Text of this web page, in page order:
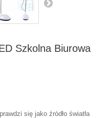
Szkolna Biurowa
się jako źródło światła